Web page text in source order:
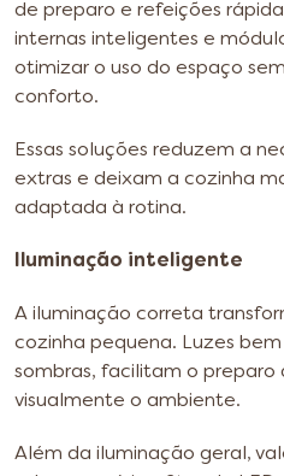
de preparo e refeições
internas inteligentes e
otimizar o uso do espaço
conforto.
Essas soluções reduzem a
extras e deixam a cozinha
adaptada à rotina.
Iluminação inteligente
A iluminação correta
cozinha pequena. Luzes
sombras, facilitam o preparo
visualmente o ambiente.
Além da iluminação geral,